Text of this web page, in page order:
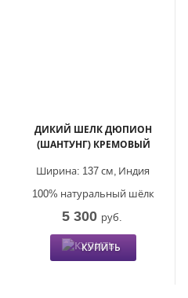
ДИКИЙ ШЕЛК ДЮПИОН
(ШАНТУНГ) КРЕМОВЫЙ
Индия
Ширина: 137 см,
100% натуральный шёлк
5 300 руб.
КУПИТЬ